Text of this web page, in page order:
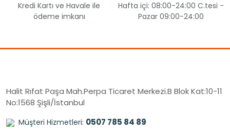
Kredi Kartı ve Havale ile
ödeme imkanı
Hafta içi: 08:00-24:00 C.tesi -
Pazar 09:00-24:00
Halit Rıfat Paşa Mah.Perpa Ticaret Merkezi.B Blok Kat:10-11
No:1568 Şişli/İstanbul
Müşteri Hizmetleri: 0507 785 84 89